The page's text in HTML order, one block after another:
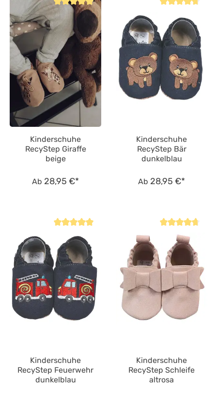
Durchschnittliche Bewertung von 4.8 von 5 Sternen
Kinderschuhe
RecyStep Giraffe
beige
Ab 28,95 €*
Kinderschuhe
RecyStep Bär
dunkelblau
Ab 28,95 €*
Durchschnittliche Bewertung von 4.8 von 5 Sternen
Kinderschuhe
RecyStep Feuerwehr
dunkelblau
Kinderschuhe
RecyStep Schleife
altrosa